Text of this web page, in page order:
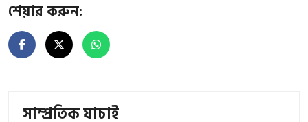
শেয়ার করুন:
সাম্প্রতিক যাচাই